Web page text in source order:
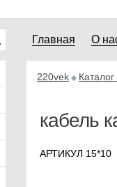
Главная О
220vek
кабель
АРТИКУЛ 15*10